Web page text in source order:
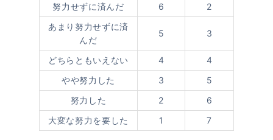
努力せずに済んだ 6
2
あまり努力せずに済
んだ
5 3
どちらともいえない 4
4
やや努力した
3
5
努力した
2
6
大変な努力を要した
1 7